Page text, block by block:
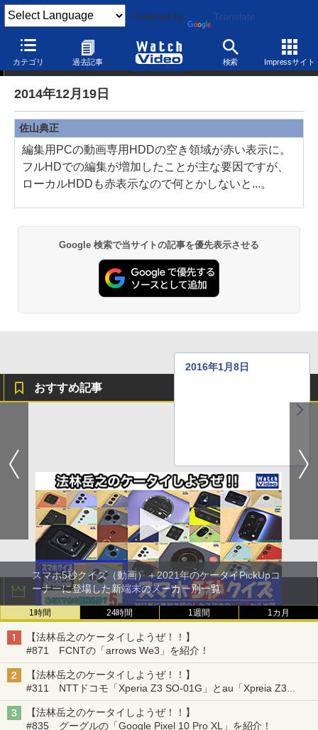
Powered by Translate
カテゴリ 過去記事 検索 Impressサイト
制作後記
2014年12月19日
佐山典正
編集用PCの動画専用HDDの空き領域が赤い表示に。
フルHDでの編集が増加したことが主な要因ですが、
ローカルHDDも赤表示なので何とかしないと...。
Google 検索で当サイトの記事を優先表示させる
2016年1月8日
おすすめ記事
スマホ5秒クイズ（動画）＋2021年のケータイPickUpコ
ーナーに登場した新端末のメーカー別一覧
● ● ●
アクセスランキング
1時間 24時間 1週間 1カ月
【法林岳之のケータイしようぜ！！】
#871 FCNTの「arrows We3」を紹介！
【法林岳之のケータイしようぜ！！】
#311 NTTドコモ「Xperia Z3 SO-01G」とau「Xpreia Z3
SOL26」を紹介！
【法林岳之のケータイしようぜ！！】
#835 グーグルの「Google Pixel 10 Pro XL」を紹介！